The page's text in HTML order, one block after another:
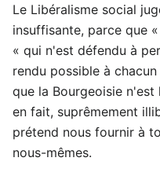
Le Libéralisme social
insuffisante, parce que
« qui n'est défendu à
rendu possible à
que la Bourgeoisie n'est
en fait, suprêmement
prétend nous fournir à
nous-mêmes.